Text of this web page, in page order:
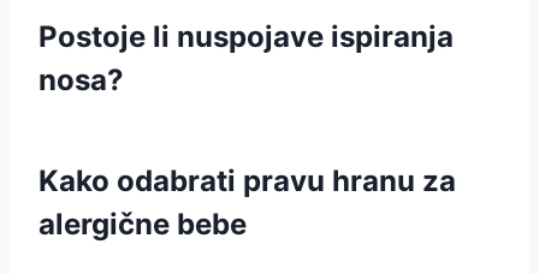
Postoje li nuspojave ispiranja
nosa?
Kako odabrati pravu hranu za
alergične bebe